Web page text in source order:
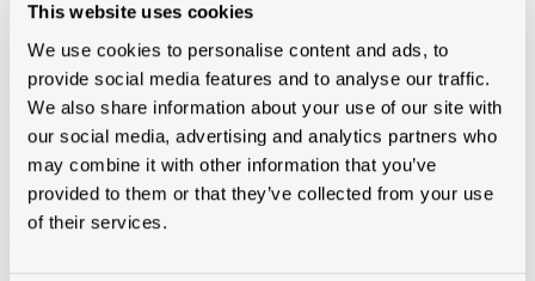
This website uses cookies
We use cookies to personalise content and ads, to
provide social media features and to analyse our traffic.
We also share information about your use of our site with
our social media, advertising and analytics partners who
may combine it with other information that you’ve
provided to them or that they’ve collected from your use
of their services.
lijmen
Hoeklatten
Imperbel Rotswol
Foamglas
Gas
Siliconen, kitten, tapes, schuimenSiliconen, kitten, lijmenBanden-
tapesSolid John Hybrid Polymeer
Waterdichting
fillcoat polycolorit
Goten kunststof, regenwaterafvoerGotenRWAPE buizen en
toebehoren
VentilatieEnkelwandig DubbelwandigSonoventMultivent Nicoll
Eternit (ontluchting uni)
Rookgasafvoer Aluminium